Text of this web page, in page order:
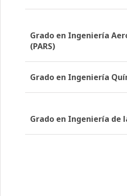
Grado en Ingeniería
(PARS)
Grado en Ingeniería
Grado en Ingeniería de